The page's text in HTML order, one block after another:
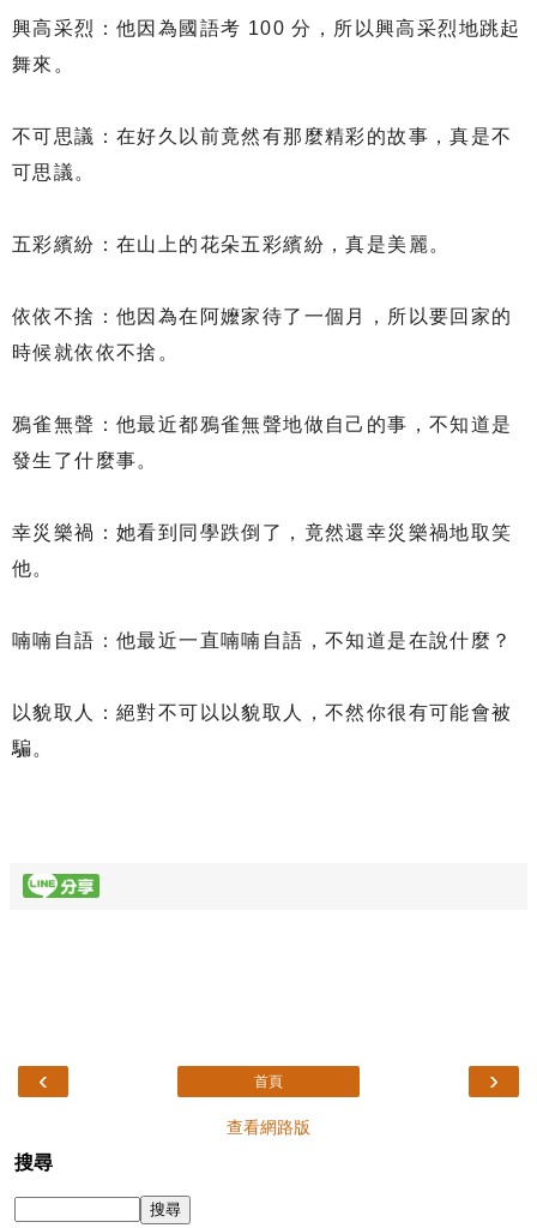
興高采烈：他因為國語考 100 分，所以興高采烈地跳起
舞來。
不可思議：在好久以前竟然有那麼精彩的故事，真是不
可思議。
五彩繽紛：在山上的花朵五彩繽紛，真是美麗。
依依不捨：他因為在阿嬤家待了一個月，所以要回家的
時候就依依不捨。
鴉雀無聲：他最近都鴉雀無聲地做自己的事，不知道是
發生了什麼事。
幸災樂禍：她看到同學跌倒了，竟然還幸災樂禍地取笑
他。
喃喃自語：他最近一直喃喃自語，不知道是在說什麼？
以貌取人：絕對不可以以貌取人，不然你很有可能會被
騙。
‹ ›
首頁
查看網路版
搜尋